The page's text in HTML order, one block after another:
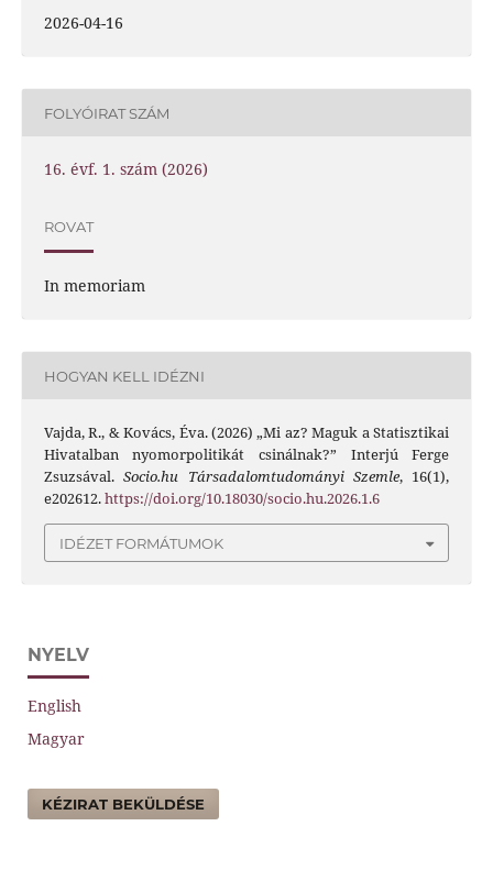
2026-04-16
FOLYÓIRAT SZÁM
16. évf. 1. szám (2026)
ROVAT
In memoriam
HOGYAN KELL IDÉZNI
Vajda, R., & Kovács, Éva. (2026) „Mi az? Maguk a Statisztikai
Hivatalban nyomorpolitikát csinálnak?” Interjú Ferge
Zsuzsával.Socio.hu Társadalomtudományi Szemle, 16(1),
e202612.https://doi.org/10.18030/socio.hu.2026.1.6
IDÉZET FORMÁTUMOK
NYELV
English
Magyar
KÉZIRAT BEKÜLDÉSE